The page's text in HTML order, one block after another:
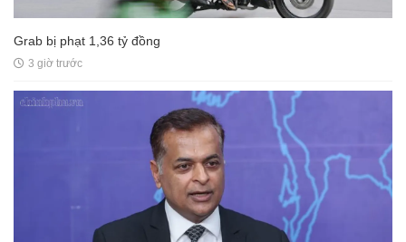
Grab bị phạt 1,36 tỷ đồng
3 giờ trước